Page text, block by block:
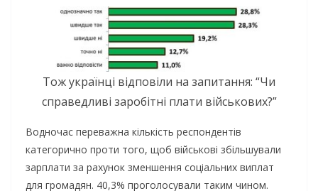
Тож українці відповіли на запитання: “Чи
справедливі заробітні плати військових?”
Водночас переважна кількість респондентів
категорично проти того, щоб військові збільшували
зарплати за рахунок зменшення соціальних виплат
для громадян. 40,3% проголосували таким чином.